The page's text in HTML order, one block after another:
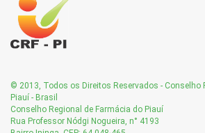
© 2013, Todos os Direitos Reservados - Conselho
Piauí - Brasil
Conselho Regional de Farmácia do Piauí
Rua Professor Nódgi Nogueira, n° 4193